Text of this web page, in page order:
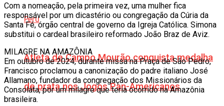
Atleta de Campo Mourão conquista medalha
de prata nos Jogos Pan-Americanos
Com a nomeação, pela primeira vez, uma mulher fica
responsável por um dicastério ou congregação da Cúria da
Santa Fé, órgão central de governo da Igreja Católica. Simona
substitui o cardeal brasileiro reformado João Braz de Aviz.
MILAGRE NA AMAZÔNIA
Em outubro de 2024, durante missa na Praça de São Pedro,
Francisco proclamou a canonização do padre italiano José
Allamano, fundador da congregação dos Missionários da
Consolata, por um milagre que teria ocorrido na Amazônia
brasileira.